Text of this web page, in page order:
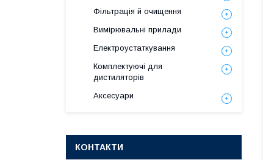
Фільтрація й очищення
Вимірювальні прилади
Електроустаткування
Комплектуючі для
дистиляторів
Аксесуари
КОНТАКТИ